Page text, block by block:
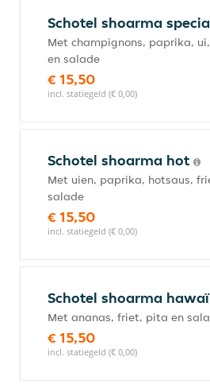
Schotel shoarma
Met champignons, paprika,
en salade
€ 15,50
incl. statiegeld (€ 0,00)
Schotel shoarma hot
Met uien, paprika, hotsaus,
salade
€ 15,50
incl. statiegeld (€ 0,00)
Schotel shoarma hawaï
Met ananas, friet, pita en
€ 15,50
incl. statiegeld (€ 0,00)